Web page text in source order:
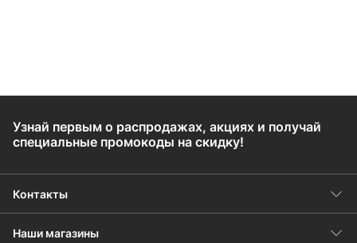
Узнай первым о распродажах, акциях и получай
специальные промокоды на скидку!
Контакты
Наши магазины